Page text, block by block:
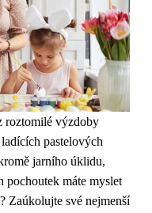
roztomilé výzdoby
pastelových
jarního úklidu,
máte myslet
Zaúkolujte své nejmenší